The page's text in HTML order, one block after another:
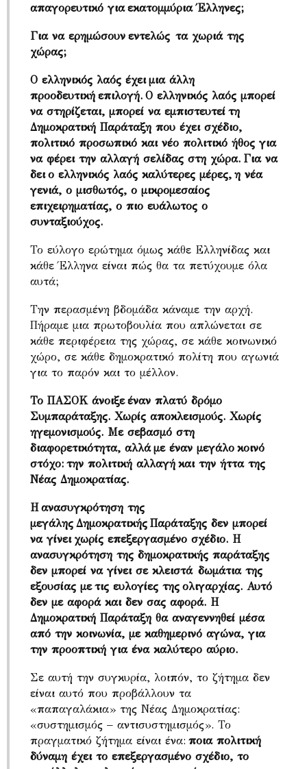
απαγορευτικό για εκατομμύρια Έλληνες;
Για να ερημώσουν εντελώς τα χωριά της
χώρας;
Ο ελληνικός λαός έχει μια άλλη
προοδευτική επιλογή. Ο ελληνικός λαός μπορεί
να στηρίζεται, μπορεί να εμπιστευτεί τη
Δημοκρατική Παράταξη που έχει σχέδιο,
πολιτικό προσωπικό και νέο πολιτικό ήθος για
να φέρει την αλλαγή σελίδας στη χώρα. Για να
δει ο ελληνικός λαός καλύτερες μέρες, η νέα
γενιά, ο μισθωτός, ο μικρομεσαίος
επιχειρηματίας, ο πιο ευάλωτος ο
συνταξιούχος.
Το εύλογο ερώτημα όμως κάθε Ελληνίδας και
κάθε Έλληνα είναι πώς θα τα πετύχουμε όλα
αυτά;
Την περασμένη βδομάδα κάναμε την αρχή.
Πήραμε μια πρωτοβουλία που απλώνεται σε
κάθε περιφέρεια της χώρας, σε κάθε κοινωνικό
χώρο, σε κάθε δημοκρατικό πολίτη που αγωνιά
για το παρόν και το μέλλον.
Το ΠΑΣΟΚ άνοιξε έναν πλατύ δρόμο
Συμπαράταξης. Χωρίς αποκλεισμούς. Χωρίς
ηγεμονισμούς. Με σεβασμό στη
διαφορετικότητα, αλλά με έναν μεγάλο κοινό
στόχο: την πολιτική αλλαγή και την ήττα της
Νέας Δημοκρατίας.
Η ανασυγκρότηση της
μεγάλης Δημοκρατικής Παράταξης δεν μπορεί
να γίνει χωρίς επεξεργασμένο σχέδιο. Η
ανασυγκρότηση της δημοκρατικής παράταξης
δεν μπορεί να γίνει σε κλειστά δωμάτια της
εξουσίας με τις ευλογίες της ολιγαρχίας. Αυτό
δεν με αφορά και δεν σας αφορά. Η
Δημοκρατική Παράταξη θα αναγεννηθεί μέσα
από την κοινωνία, με καθημερινό αγώνα, για
την προοπτική για ένα καλύτερο αύριο.
Σε αυτή την συγκυρία, λοιπόν, το ζήτημα δεν
είναι αυτό που προβάλλουν τα
«παπαγαλάκια» της Νέας Δημοκρατίας:
«συστημισμός – αντισυστημισμός». Το
πραγματικό ζήτημα είναι ένα: ποια πολιτική
δύναμη έχει το επεξεργασμένο σχέδιο, το